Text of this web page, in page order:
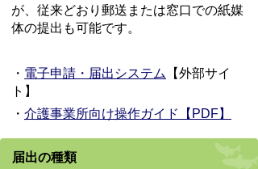
が、従来どおり郵送または窓口での紙媒
体の提出も可能です。
・ 電子申請・届出システム
【外部サイ
ト】
・ 介護事業所向け操作ガイド【PDF】
届出の種類